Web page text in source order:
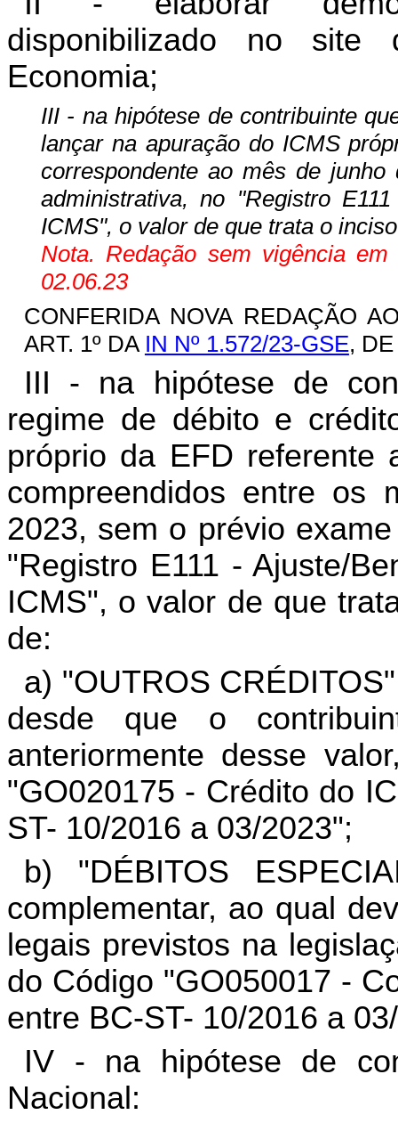
disponibilizado no
Economia;
III - na hipótese de contribuinte
lançar na apuração do ICMS
correspondente ao mês de
administrativa, no "Registro
ICMS", o valor de que trata o
Nota. Redação sem vigência
02.06.23
CONFERIDA NOVA REDAÇÃO
ART. 1º DA IN Nº 1.572/23-GSE,
III - na hipótese de
regime de débito e
próprio da EFD referente
compreendidos entre os
2023, sem o prévio
"Registro E111 - Ajuste/
ICMS", o valor de que
de:
a) "OUTROS
desde que o
anteriormente desse
"GO020175 - Crédito do
ST- 10/2016 a 03/2023";
b) "DÉBITOS
complementar, ao qual
legais previstos na
do Código "GO050017 -
entre BC-ST- 10/2016 a
IV - na hipótese de
Nacional: